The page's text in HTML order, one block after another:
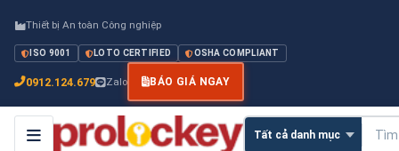
Thiết bị An toàn Công nghiệp
ISO 9001 LOTO CERTIFIED OSHA COMPLIANT
0912.124.679 Zalo BÁO GIÁ NGAY